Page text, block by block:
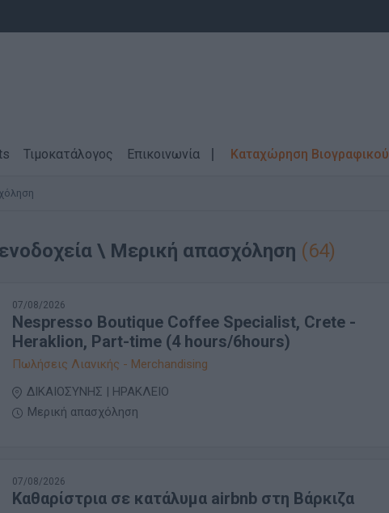
Τιμοκατάλογος Επικοινωνία Καταχώρηση Βιογραφικού
\ Μερική απασχόληση (64)
07/08/2026
Nespresso Boutique Coffee Specialist, Crete -
Heraklion, Part-time (4 hours/6hours)
Πωλήσεις Λιανικής - Merchandising
ΔΙΚΑΙΟΣΥΝΗΣ | ΗΡΑΚΛΕΙΟ
Μερική απασχόληση
07/08/2026
Καθαρίστρια σε κατάλυμα airbnb στη Βάρκιζα